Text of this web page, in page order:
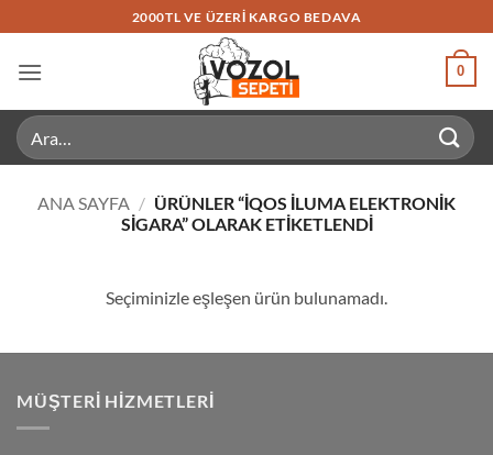
atla
2000TL VE ÜZERI KARGO BEDAVA
0
Ara:
ANA SAYFA / ÜRÜNLER “IQOS ILUMA ELEKTRONIK
SIGARA” OLARAK ETIKETLENDI
Seçiminizle eşleşen ürün bulunamadı.
MÜŞTERI HIZMETLERI